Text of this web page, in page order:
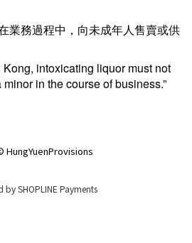
業務過程中，向未成年人售賣或供
intoxicating liquor must not
in the course of business.”
HungYuenProvisions
bySHOPLINE Payments